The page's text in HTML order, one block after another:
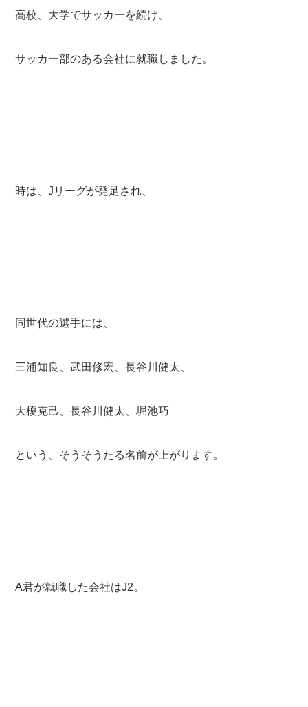
高校、大学でサッカーを続け、
サッカー部のある会社に就職しました。
時は、Jリーグが発足され、
同世代の選手には、
三浦知良、武田修宏、長谷川健太、
大榎克己、長谷川健太、堀池巧
という、そうそうたる名前が上がります。
A君が就職した会社はJ2。